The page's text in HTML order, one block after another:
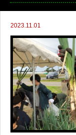
2023.11.01